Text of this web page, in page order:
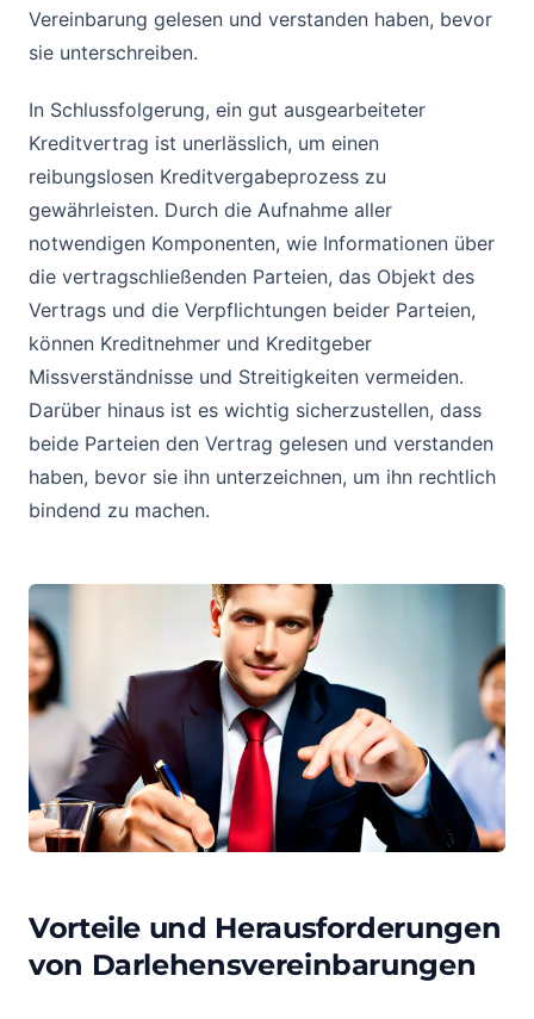
Vereinbarung gelesen und verstanden haben, bevor
sie unterschreiben.
In Schlussfolgerung, ein gut ausgearbeiteter
Kreditvertrag ist unerlässlich, um einen
reibungslosen Kreditvergabeprozess zu
gewährleisten. Durch die Aufnahme aller
notwendigen Komponenten, wie Informationen über
die vertragschließenden Parteien, das Objekt des
Vertrags und die Verpflichtungen beider Parteien,
können Kreditnehmer und Kreditgeber
Missverständnisse und Streitigkeiten vermeiden.
Darüber hinaus ist es wichtig sicherzustellen, dass
beide Parteien den Vertrag gelesen und verstanden
haben, bevor sie ihn unterzeichnen, um ihn rechtlich
bindend zu machen.
Vorteile und Herausforderungen
von Darlehensvereinbarungen